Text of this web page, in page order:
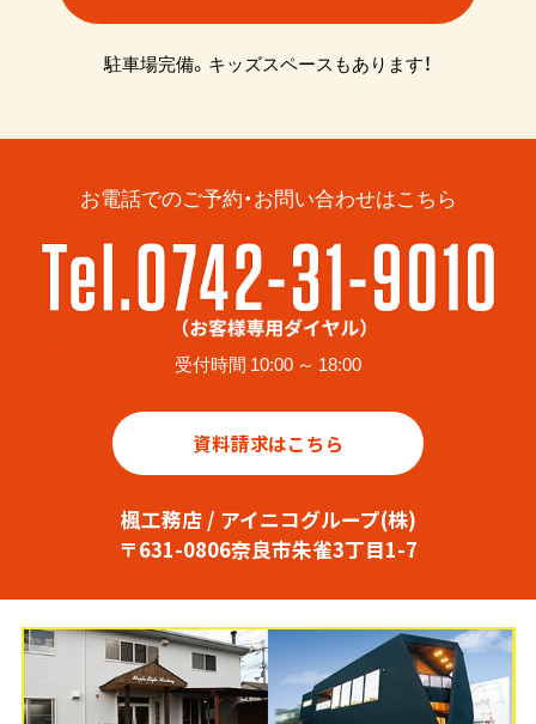
駐車場完備。キッズスペースもあります！
お電話でのご予約・お問い合わせはこちら
受付時間 10:00 ～ 18:00
資料請求はこちら
楓工務店 / アイニコグループ(株)
〒631-0806奈良市朱雀3丁目1-7